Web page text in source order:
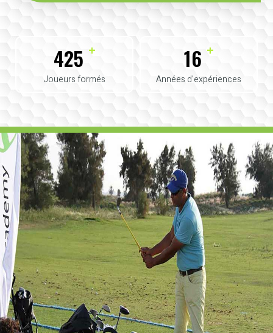
425 +
Joueurs formés
16 +
Années d'expériences